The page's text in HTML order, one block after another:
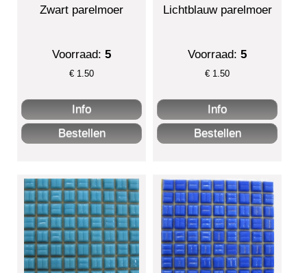
Zwart parelmoer
Voorraad:5
€ 1.50
Lichtblauw parelmoer
Voorraad:5
€ 1.50